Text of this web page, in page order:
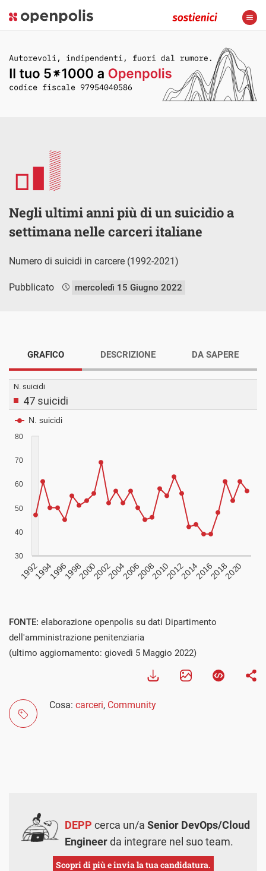
Negli ultimi anni più di un suicidio a
settimana nelle carceri italiane
Numero di suicidi in carcere (1992-2021)
Pubblicato mercoledì 15 Giugno 2022
GRAFICO DESCRIZIONE DA SAPERE
FONTE: elaborazione openpolis su dati Dipartimento
dell'amministrazione penitenziaria
(ultimo aggiornamento: giovedì 5 Maggio 2022)
Cosa: carceri, Community
DEPP cerca un/a Senior DevOps/Cloud
Engineerda integrare nel suo team.
Scopri di più e invia la tua candidatura.